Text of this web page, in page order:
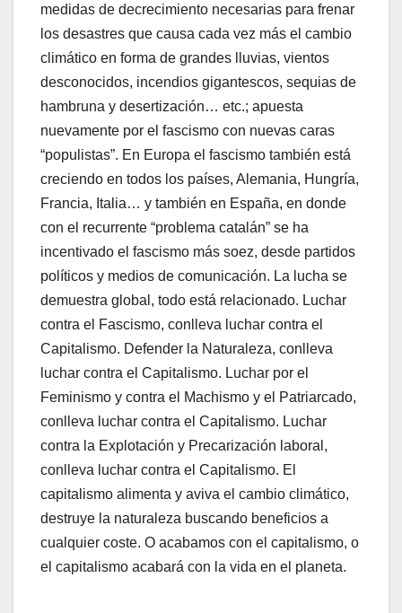
medidas de decrecimiento necesarias para frenar
los desastres que causa cada vez más el cambio
climático en forma de grandes lluvias, vientos
desconocidos, incendios gigantescos, sequias de
hambruna y desertización… etc.; apuesta
nuevamente por el fascismo con nuevas caras
“populistas”. En Europa el fascismo también está
creciendo en todos los países, Alemania, Hungría,
Francia, Italia… y también en España, en donde
con el recurrente “problema catalán” se ha
incentivado el fascismo más soez, desde partidos
políticos y medios de comunicación. La lucha se
demuestra global, todo está relacionado. Luchar
contra el Fascismo, conlleva luchar contra el
Capitalismo. Defender la Naturaleza, conlleva
luchar contra el Capitalismo. Luchar por el
Feminismo y contra el Machismo y el Patriarcado,
conlleva luchar contra el Capitalismo. Luchar
contra la Explotación y Precarización laboral,
conlleva luchar contra el Capitalismo. El
capitalismo alimenta y aviva el cambio climático,
destruye la naturaleza buscando beneficios a
cualquier coste. O acabamos con el capitalismo, o
el capitalismo acabará con la vida en el planeta.